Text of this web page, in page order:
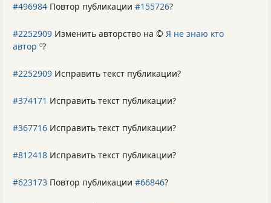
#496984 Повтор публикации #155726?
#2252909 Изменить авторство на © Я не знаю кто
автор 0?
#2252909 Исправить текст публикации?
#374171 Исправить текст публикации?
#367716 Исправить текст публикации?
#812418 Исправить текст публикации?
#623173 Повтор публикации #66846?